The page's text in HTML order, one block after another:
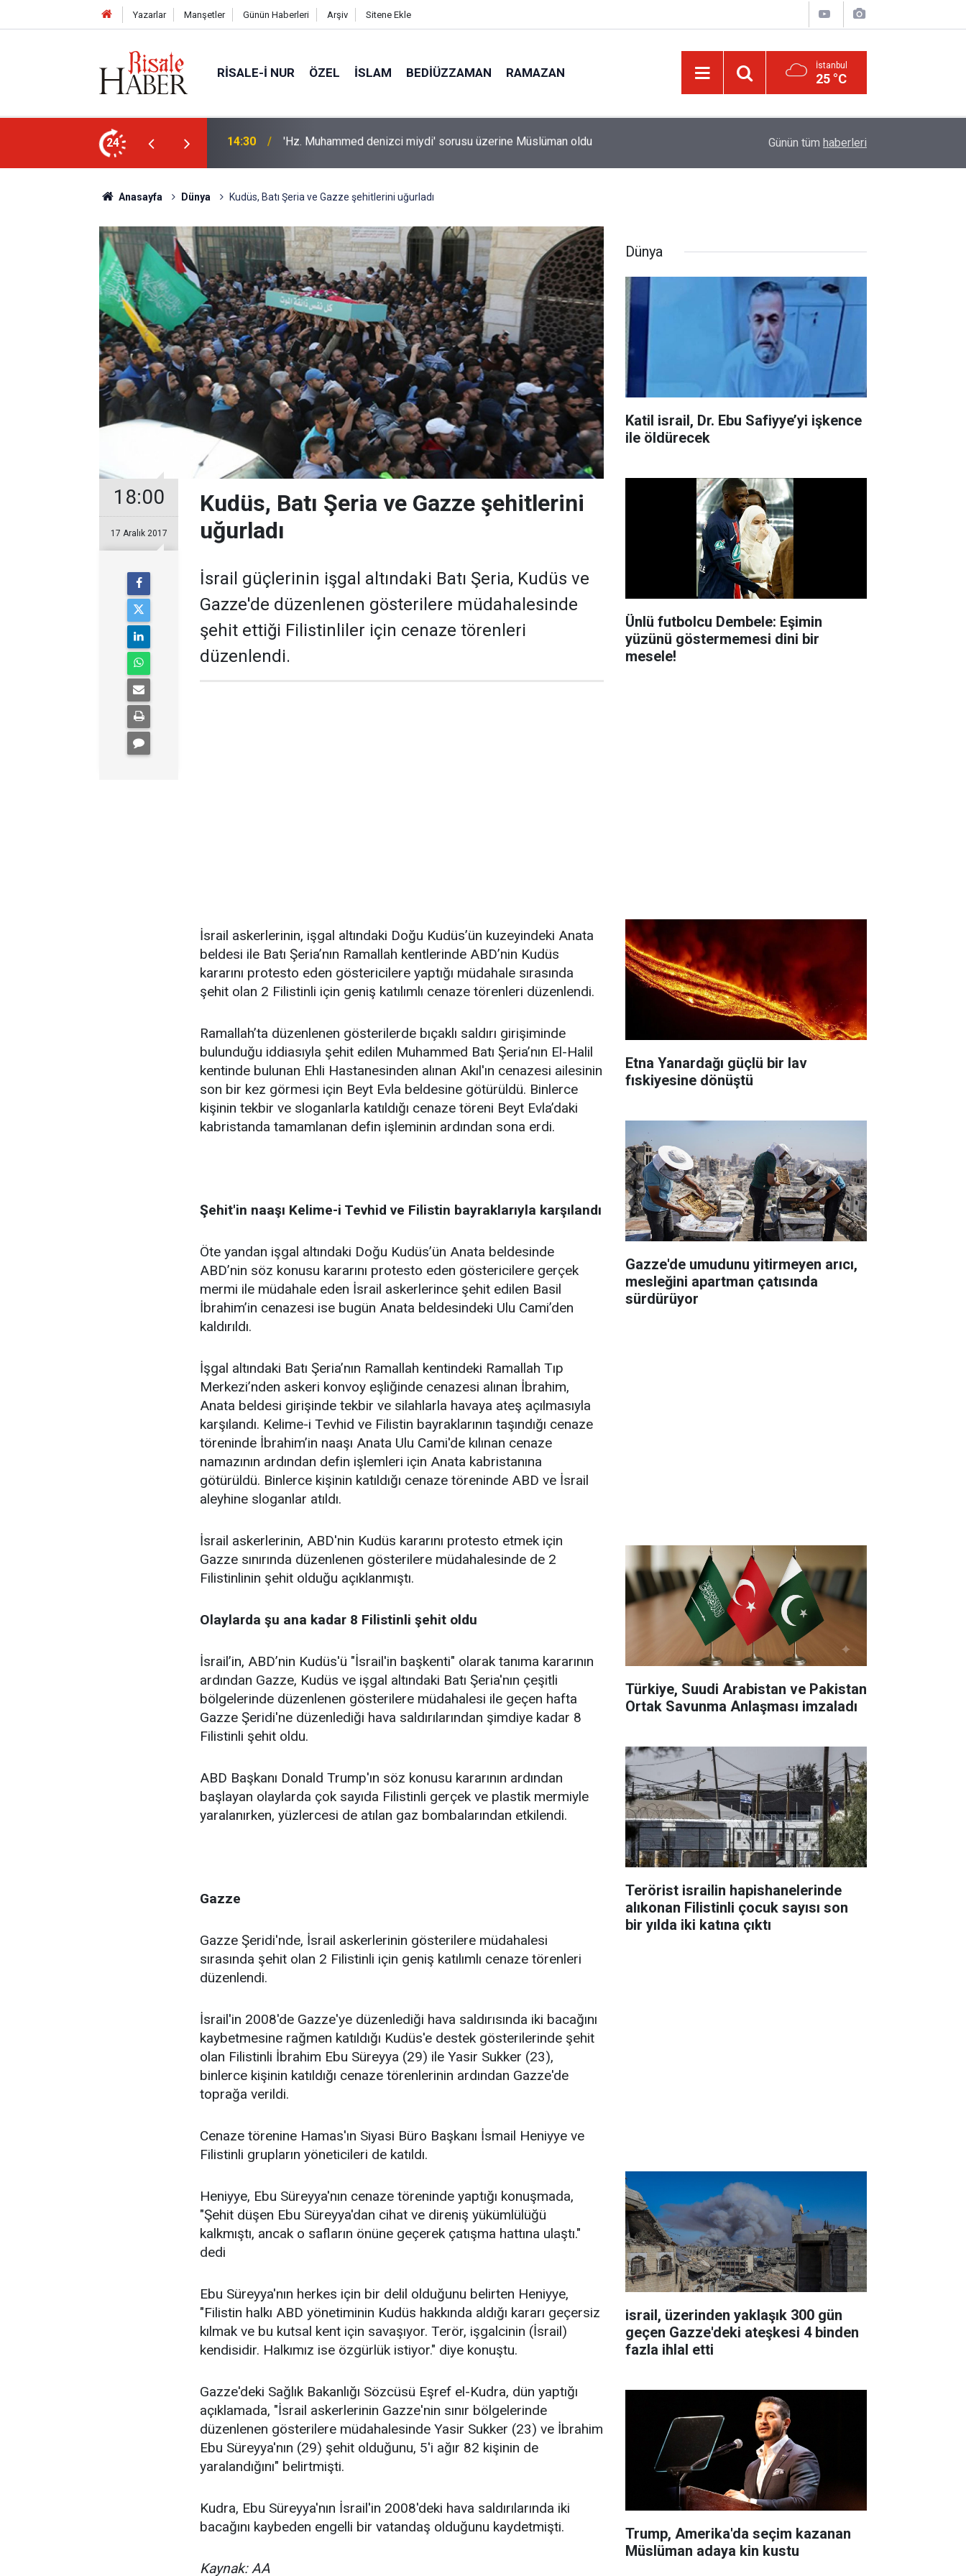
Yazarlar Manşetler Günün Haberleri Arşiv Sitene Ekle
RISALE-I NUR ÖZEL İSLAM BEDIÜZZAMAN RAMAZAN İstanbul
25 °C
24
üzerine Müslüman oldu 13:40 Bilim insanlarından hafıza keşfi: Unutulan anılar geri getirilebilir mi? Katil israil, Dr. Ebu Safiyye’yi işkence ile
Günün tüm haberleri
Anasayfa Dünya Kudüs, Batı Şeria ve Gazze şehitlerini uğurladı
18:00
17 Aralık 2017
Kudüs, Batı Şeria ve Gazze şehitlerini
uğurladı
İsrail güçlerinin işgal altındaki Batı Şeria, Kudüs ve
Gazze'de düzenlenen gösterilere müdahalesinde
şehit ettiği Filistinliler için cenaze törenleri
düzenlendi.
İsrail askerlerinin, işgal altındaki Doğu Kudüs’ün kuzeyindeki Anata
beldesi ile Batı Şeria’nın Ramallah kentlerinde ABD’nin Kudüs
kararını protesto eden göstericilere yaptığı müdahale sırasında
şehit olan 2 Filistinli için geniş katılımlı cenaze törenleri düzenlendi.
Ramallah’ta düzenlenen gösterilerde bıçaklı saldırı girişiminde
bulunduğu iddiasıyla şehit edilen Muhammed Batı Şeria’nın El-Halil
kentinde bulunan Ehli Hastanesinden alınan Akıl'ın cenazesi ailesinin
son bir kez görmesi için Beyt Evla beldesine götürüldü. Binlerce
kişinin tekbir ve sloganlarla katıldığı cenaze töreni Beyt Evla’daki
kabristanda tamamlanan defin işleminin ardından sona erdi.
Şehit'in naaşı Kelime-i Tevhid ve Filistin bayraklarıyla karşılandı
Öte yandan işgal altındaki Doğu Kudüs’ün Anata beldesinde
ABD’nin söz konusu kararını protesto eden göstericilere gerçek
mermi ile müdahale eden İsrail askerlerince şehit edilen Basil
İbrahim’in cenazesi ise bugün Anata beldesindeki Ulu Cami’den
kaldırıldı.
İşgal altındaki Batı Şeria’nın Ramallah kentindeki Ramallah Tıp
Merkezi’nden askeri konvoy eşliğinde cenazesi alınan İbrahim,
Anata beldesi girişinde tekbir ve silahlarla havaya ateş açılmasıyla
karşılandı. Kelime-i Tevhid ve Filistin bayraklarının taşındığı cenaze
töreninde İbrahim’in naaşı Anata Ulu Cami'de kılınan cenaze
namazının ardından defin işlemleri için Anata kabristanına
götürüldü. Binlerce kişinin katıldığı cenaze töreninde ABD ve İsrail
aleyhine sloganlar atıldı.
İsrail askerlerinin, ABD'nin Kudüs kararını protesto etmek için
Gazze sınırında düzenlenen gösterilere müdahalesinde de 2
Filistinlinin şehit olduğu açıklanmıştı.
Olaylarda şu ana kadar 8 Filistinli şehit oldu
İsrail’in, ABD’nin Kudüs'ü "İsrail'in başkenti" olarak tanıma kararının
ardından Gazze, Kudüs ve işgal altındaki Batı Şeria'nın çeşitli
bölgelerinde düzenlenen gösterilere müdahalesi ile geçen hafta
Gazze Şeridi'ne düzenlediği hava saldırılarından şimdiye kadar 8
Filistinli şehit oldu.
ABD Başkanı Donald Trump'ın söz konusu kararının ardından
başlayan olaylarda çok sayıda Filistinli gerçek ve plastik mermiyle
yaralanırken, yüzlercesi de atılan gaz bombalarından etkilendi.
Gazze
Gazze Şeridi'nde, İsrail askerlerinin gösterilere müdahalesi
sırasında şehit olan 2 Filistinli için geniş katılımlı cenaze törenleri
düzenlendi.
İsrail'in 2008'de Gazze'ye düzenlediği hava saldırısında iki bacağını
kaybetmesine rağmen katıldığı Kudüs'e destek gösterilerinde şehit
olan Filistinli İbrahim Ebu Süreyya (29) ile Yasir Sukker (23),
binlerce kişinin katıldığı cenaze törenlerinin ardından Gazze'de
toprağa verildi.
Cenaze törenine Hamas'ın Siyasi Büro Başkanı İsmail Heniyye ve
Filistinli grupların yöneticileri de katıldı.
Heniyye, Ebu Süreyya'nın cenaze töreninde yaptığı konuşmada,
"Şehit düşen Ebu Süreyya'dan cihat ve direniş yükümlülüğü
kalkmıştı, ancak o safların önüne geçerek çatışma hattına ulaştı."
dedi
Ebu Süreyya'nın herkes için bir delil olduğunu belirten Heniyye,
"Filistin halkı ABD yönetiminin Kudüs hakkında aldığı kararı geçersiz
kılmak ve bu kutsal kent için savaşıyor. Terör, işgalcinin (İsrail)
kendisidir. Halkımız ise özgürlük istiyor." diye konuştu.
Gazze'deki Sağlık Bakanlığı Sözcüsü Eşref el-Kudra, dün yaptığı
açıklamada, "İsrail askerlerinin Gazze'nin sınır bölgelerinde
düzenlenen gösterilere müdahalesinde Yasir Sukker (23) ve İbrahim
Ebu Süreyya'nın (29) şehit olduğunu, 5'i ağır 82 kişinin de
yaralandığını" belirtmişti.
Kudra, Ebu Süreyya'nın İsrail'in 2008'deki hava saldırılarında iki
bacağını kaybeden engelli bir vatandaş olduğunu kaydetmişti.
Kaynak: AA
Dünya
Katil israil, Dr. Ebu Safiyye’yi işkence
ile öldürecek
Ünlü futbolcu Dembele: Eşimin
yüzünü göstermemesi dini bir
mesele!
Etna Yanardağı güçlü bir lav
fıskiyesine dönüştü
Gazze'de umudunu yitirmeyen arıcı,
mesleğini apartman çatısında
sürdürüyor
Türkiye, Suudi Arabistan ve Pakistan
Ortak Savunma Anlaşması imzaladı
Terörist israilin hapishanelerinde
alıkonan Filistinli çocuk sayısı son
bir yılda iki katına çıktı
israil, üzerinden yaklaşık 300 gün
geçen Gazze'deki ateşkesi 4 binden
fazla ihlal etti
Trump, Amerika'da seçim kazanan
Müslüman adaya kin kustu